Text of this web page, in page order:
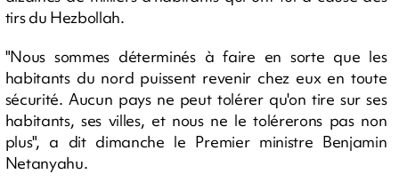
tirs du Hezbollah.
"Nous sommes déterminés à faire en sorte que les
habitants du nord puissent revenir chez eux en toute
sécurité. Aucun pays ne peut tolérer qu'on tire sur ses
habitants, ses villes, et nous ne le tolérerons pas non
plus", a dit dimanche le Premier ministre Benjamin
Netanyahu.